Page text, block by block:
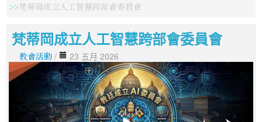
梵蒂岡成立人工智慧跨部會委員會
梵蒂岡成立人工智慧跨部會委員會
教會活動 / 23 五月 2026